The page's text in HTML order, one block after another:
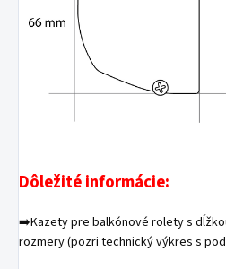
Dôležité informácie:
➡️Kazety pre balkónové rolety s
rozmery (pozri technický výkres s